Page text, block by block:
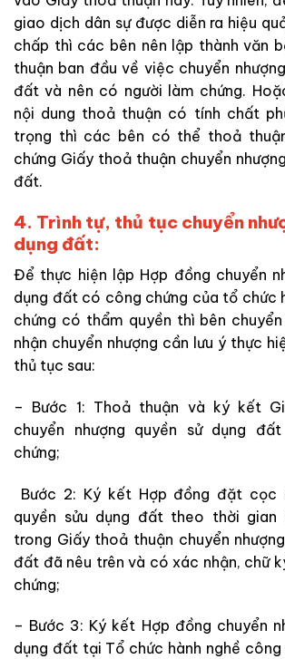
giao dịch dân sự được diễn ra hiệu
chấp thì các bên nên lập thành văn
thuận ban đầu về việc chuyển
đất và nên có người làm chứng.
nội dung thoả thuận có tính chất
trọng thì các bên có thể thoả
chứng Giấy thoả thuận chuyển
đất.
4. Trình tự, thủ tục chuyển
dụng đất:
Để thực hiện lập Hợp đồng chuyển
dụng đất có công chứng của tổ chức
chứng có thẩm quyền thì bên
nhận chuyển nhượng cần lưu ý thực
thủ tục sau:
– Bước 1: Thoả thuận và ký kết
chuyển nhượng quyền sử dụng
chứng;
Bước 2: Ký kết Hợp đồng đặt cọc
quyền sửu dụng đất theo thời
trong Giấy thoả thuận chuyển
đất đã nêu trên và có xác nhận, chữ
chứng;
– Bước 3: Ký kết Hợp đồng chuyển
dụng đất tại Tổ chức hành nghề